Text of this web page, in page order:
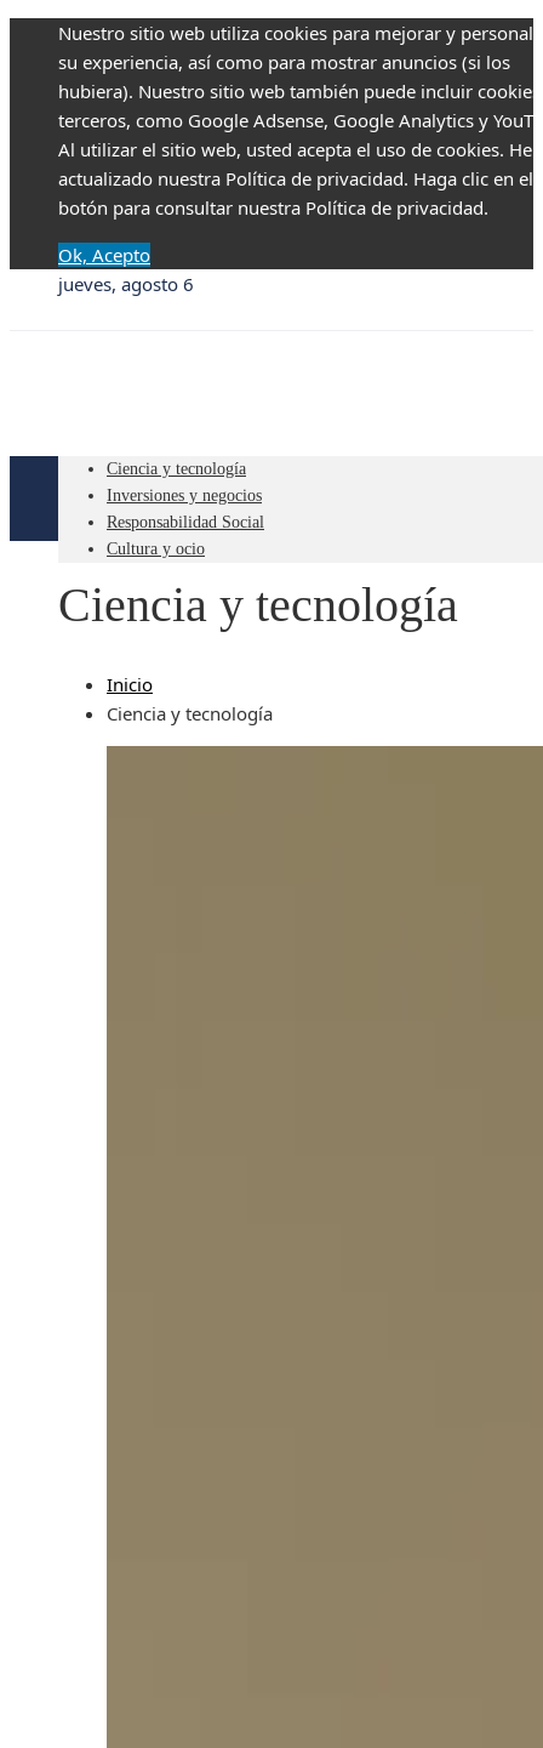
Nuestro sitio web utiliza cookies para mejorar y
su experiencia, así como para mostrar anuncios (si los
hubiera). Nuestro sitio web también puede incluir
terceros, como Google Adsense, Google Analytics y
Al utilizar el sitio web, usted acepta el uso de cookies.
actualizado nuestra Política de privacidad. Haga clic en el
botón para consultar nuestra Política de privacidad.
Ok, Acepto
jueves, agosto 6
Ciencia y tecnología
Inversiones y negocios
Responsabilidad Social
Cultura y ocio
Ciencia y tecnología
Inicio
Ciencia y tecnología